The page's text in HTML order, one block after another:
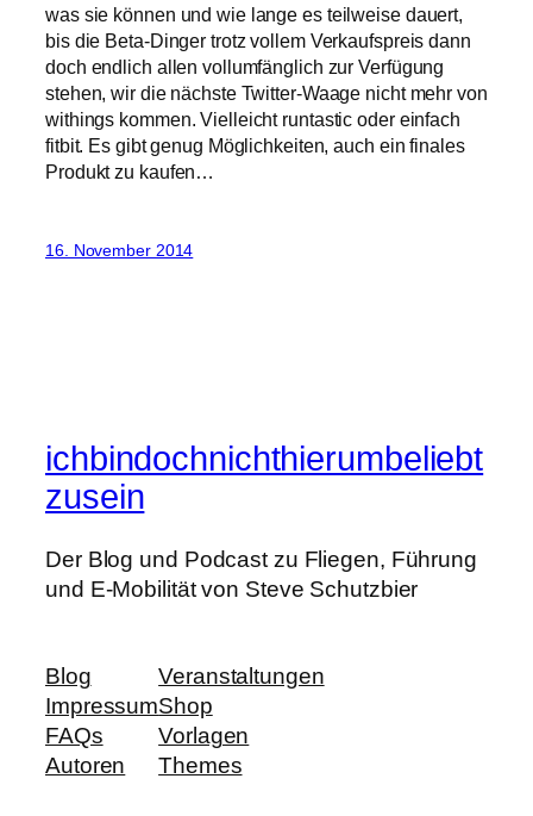
was sie können und wie lange es teilweise dauert,
bis die Beta-Dinger trotz vollem Verkaufspreis dann
doch endlich allen vollumfänglich zur Verfügung
stehen, wir die nächste Twitter-Waage nicht mehr von
withings kommen. Vielleicht runtastic oder einfach
fitbit. Es gibt genug Möglichkeiten, auch ein finales
Produkt zu kaufen…
16. November 2014
ichbindochnichthierumbeliebt
zusein
Der Blog und Podcast zu Fliegen, Führung
und E-Mobilität von Steve Schutzbier
Blog
Impressum
FAQs
Autoren
Veranstaltungen
Shop
Vorlagen
Themes